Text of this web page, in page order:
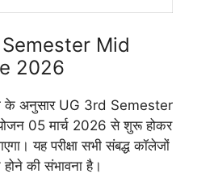
Mid
2026
के अनुसार UG 3rd Semester
05 मार्च 2026 से शुरू होकर
यह परीक्षा सभी संबद्ध कॉलेजों
की संभावना है।